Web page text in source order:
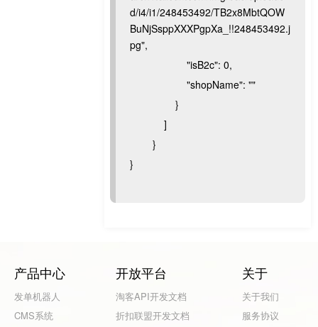
d/i4/i1/248453492/TB2x8MbtQOW
BuNjSsppXXXPgpXa_!!248453492.j
pg",
"isB2c": 0,
"shopName": ""
}
]
}
}
产品中心
发单机器人
CMS系统
开放平台
淘客API开发文档
折扣联盟开发文档
关于
关于我们
服务协议